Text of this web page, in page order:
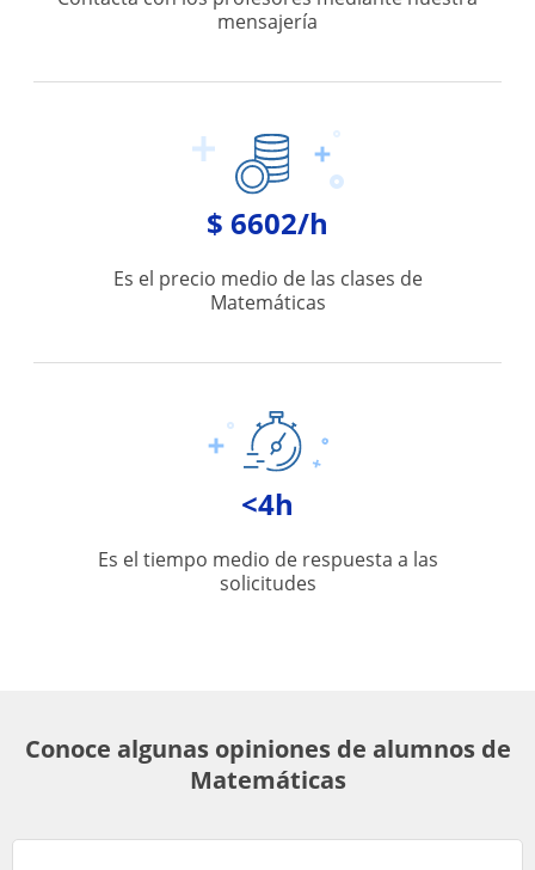
mensajería
$ 6602/h
Es el precio medio de las clases de
Matemáticas
<4h
Es el tiempo medio de respuesta a las
solicitudes
Conoce algunas opiniones de alumnos de
Matemáticas